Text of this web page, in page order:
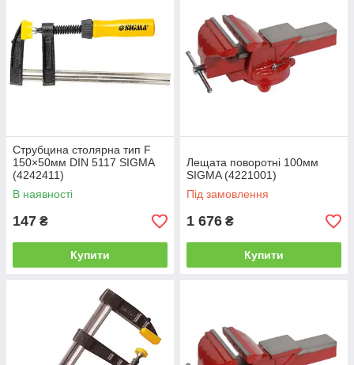
Струбцина столярна тип F
150×50мм DIN 5117 SIGMA
(4242411)
В наявності
147 ₴
Купити
Лещата поворотні 100мм
SIGMA (4221001)
Під замовлення
1 676 ₴
Купити